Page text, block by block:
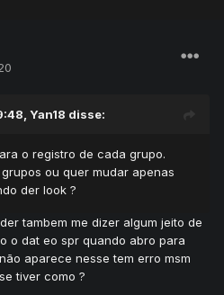
flags="8304"
>
Do Game"
>
Yan18 disse:
o registro de cada grupo.
ou quer mudar apenas
der look ?
tambem me dizer algum jeito de
o dat eo spr quando abro para
aparece nesse tem erro msm
tiver como ?